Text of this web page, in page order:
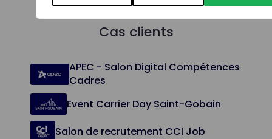
Cas clients
APEC - Salon Digital Compétences
Cadres
Event Carrier Day Saint-Gobain
Salon de recrutement CCI Job